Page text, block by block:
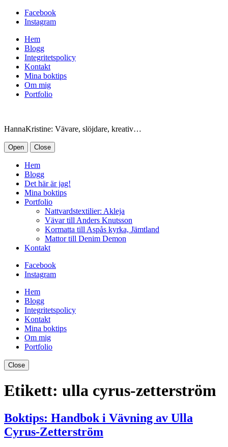
Facebook
Instagram
Hem
Blogg
Integritetspolicy
Kontakt
Mina boktips
Om mig
Portfolio
HannaKristine: Vävare, slöjdare, kreativ…
Open Close
Hem
Blogg
Det här är jag!
Mina boktips
Portfolio
Nattvardstextilier: Akleja
Vävar till Anders Knutsson
Kormatta till Aspås kyrka, Jämtland
Mattor till Denim Demon
Kontakt
Facebook
Instagram
Hem
Blogg
Integritetspolicy
Kontakt
Mina boktips
Om mig
Portfolio
Close
Etikett: ulla cyrus-zetterström
Boktips: Handbok i Vävning av Ulla
Cyrus-Zetterström